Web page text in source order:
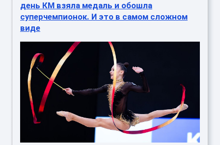
день КМ взяла медаль и обошла
суперчемпионок. И это в самом сложном
виде